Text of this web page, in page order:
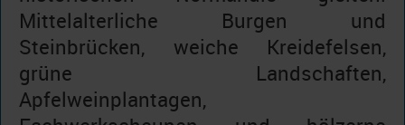
Mittelalterliche Burgen und
Steinbrücken, weiche Kreidefelsen,
grüne Landschaften,
Apfelweinplantagen,